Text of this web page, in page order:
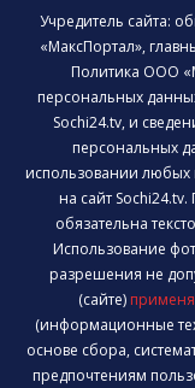
Учредитель сайта:
«МаксПортал»,
Политика ООО
персональных
Sochi24.tv, и
персональных
использовании любых
на сайт
обязательна
Использование
разрешения не
(сайте)
(информационные
основе сбора,
предпочтениям